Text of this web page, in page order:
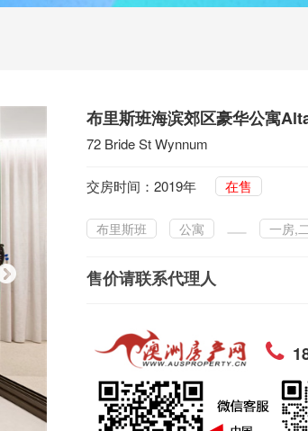
布里斯班海滨郊区豪华公寓
72 Bride St Wynnum
交房时间：2019年 在售
布里斯班 公寓 一房,
售价请联系代理人